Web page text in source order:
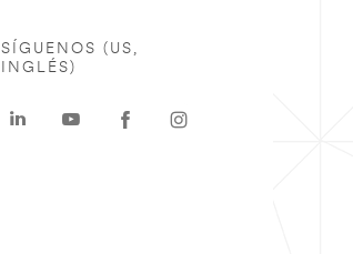
SÍGUENOS (US,
INGLÉS)